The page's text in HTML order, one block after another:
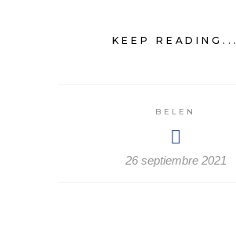
KEEP READING...
BELEN
26 septiembre 2021